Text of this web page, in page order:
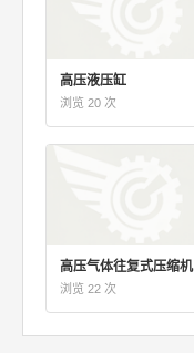
高压液压缸
浏览 20 次
高压气体往复式压缩机
浏览 22 次